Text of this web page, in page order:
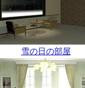
雪の日の部屋